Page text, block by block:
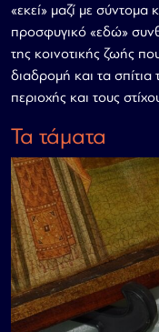
«εκεί» μαζί με
προσφυγικό «εδώ»
της κοινοτικής ζωής
διαδρομή και τα
περιοχής και τους
Τα τάματα